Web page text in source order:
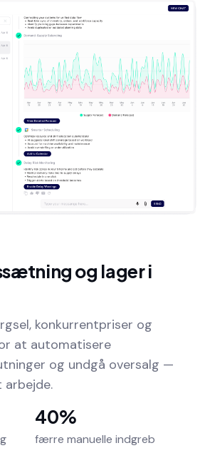
og lager i
konkurrentpriser og
at automatisere
og undgå oversalg —
arbejde.
40%
færre manuelle indgreb